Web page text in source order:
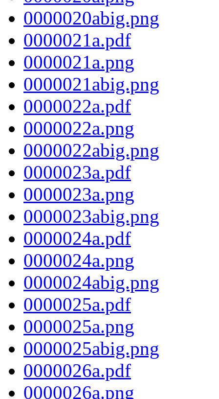
0000020abig.png
0000021a.pdf
0000021a.png
0000021abig.png
0000022a.pdf
0000022a.png
0000022abig.png
0000023a.pdf
0000023a.png
0000023abig.png
0000024a.pdf
0000024a.png
0000024abig.png
0000025a.pdf
0000025a.png
0000025abig.png
0000026a.pdf
0000026a.png